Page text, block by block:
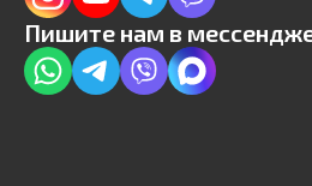
Пишите нам в